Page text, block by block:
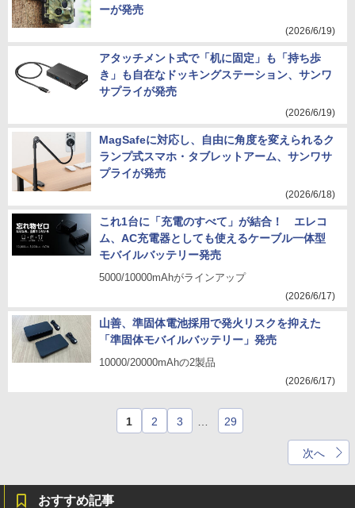
ーが発売
(2026/6/19)
アタッチメント式で「机に固定」も「持ち歩
き」も自在なドッキングステーション、サンワ
サプライが発売
(2026/6/19)
MagSafeに対応し、自由に角度を変えられるク
ランプ式スマホ・タブレットアーム、サンワサ
プライが発売
(2026/6/18)
これ1台に「充電のすべて」が結合！ エレコ
ム、AC充電器としても使えるケーブル一体型
モバイルバッテリー発売
5000/10000mAhがラインアップ
(2026/6/17)
山善、準固体電池採用で発火リスクを抑えた
「準固体モバイルバッテリー」発売
10000/20000mAhの2製品
(2026/6/17)
1 2 3 29
次へ
おすすめ記事